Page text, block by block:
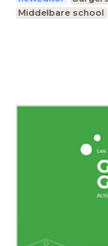
Middelbare school